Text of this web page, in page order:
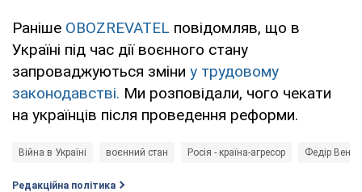
Раніше OBOZREVATEL повідомляв, що в
Україні під час дії воєнного стану
запроваджуються зміни у трудовому
законодавстві. Ми розповідали, чого чекати
на українців після проведення реформи.
Війна в Україні воєнний стан Росія - країна-агресор Федір
Редакційна політика